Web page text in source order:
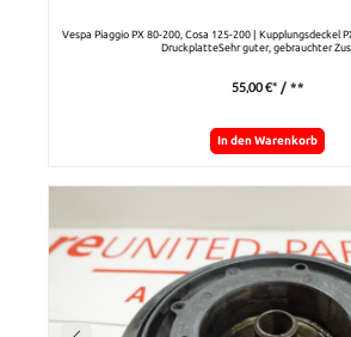
Vespa Piaggio PX 80-200, Cosa 125-200 | Kupplungsdeckel
DruckplatteSehr guter, gebrauchter
55,00 €* / **
In den Warenkorb